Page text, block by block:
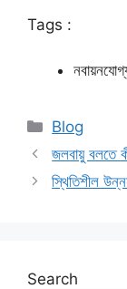
Tags :
Categories
Blog
জলবায়ু বলতে
স্থিতিশীল
Search